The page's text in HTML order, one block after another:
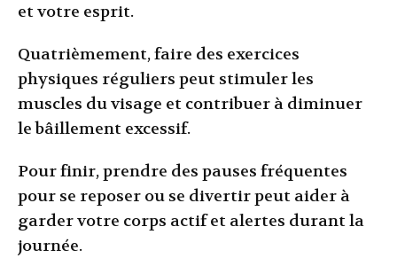
et votre esprit.
Quatrièmement, faire des exercices
physiques réguliers peut stimuler les
muscles du visage et contribuer à diminuer
le bâillement excessif.
Pour finir, prendre des pauses fréquentes
pour se reposer ou se divertir peut aider à
garder votre corps actif et alertes durant la
journée.